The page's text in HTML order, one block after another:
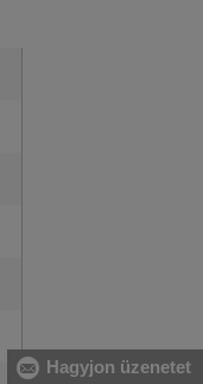
Hagyjon üzenetet